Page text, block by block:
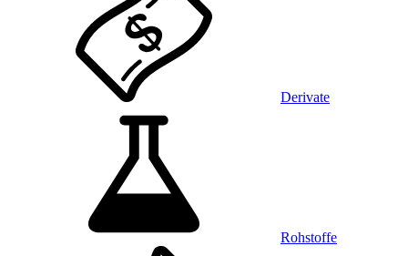
Derivate
Rohstoffe